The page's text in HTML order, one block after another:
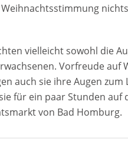
vielleicht sowohl die
Vorfreude auf
auch sie ihre Augen zum
für ein paar Stunden auf
von Bad Homburg.